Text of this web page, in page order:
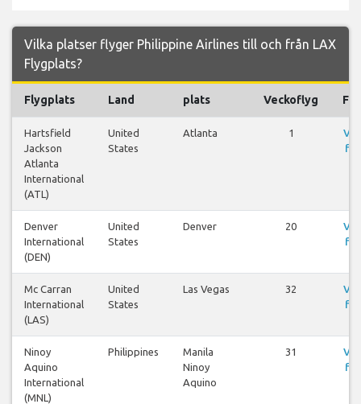
Vilka platser flyger Philippine Airlines till och från LAX
Flygplats?
Flygplats Land plats Veckoflyg
Hartsfield
Jackson
Atlanta
International
(ATL)
United
States
Atlanta 1
Denver
International
(DEN)
United
States
Denver 20
Mc Carran
International
(LAS)
United
States
Las Vegas 32
Ninoy
Aquino
International
(MNL)
Philippines
Manila
Ninoy
Aquino
31